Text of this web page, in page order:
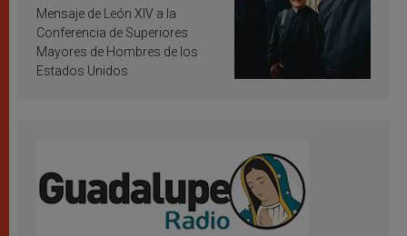
inspiración y santificación
Mensaje de León XIV a la
Conferencia de Superiores
Mayores de Hombres de los
Estados Unidos